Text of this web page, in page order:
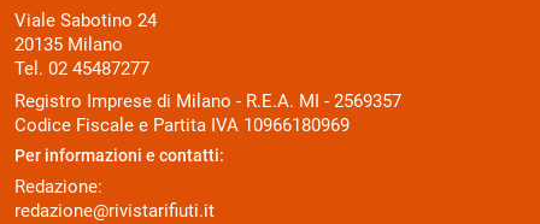
Viale Sabotino 24
20135 Milano
Tel. 02 45487277
Registro Imprese di Milano - R.E.A. MI - 2569357
Codice Fiscale e Partita IVA 10966180969
Per informazioni e contatti:
Redazione:
redazione@rivistarifiuti.it